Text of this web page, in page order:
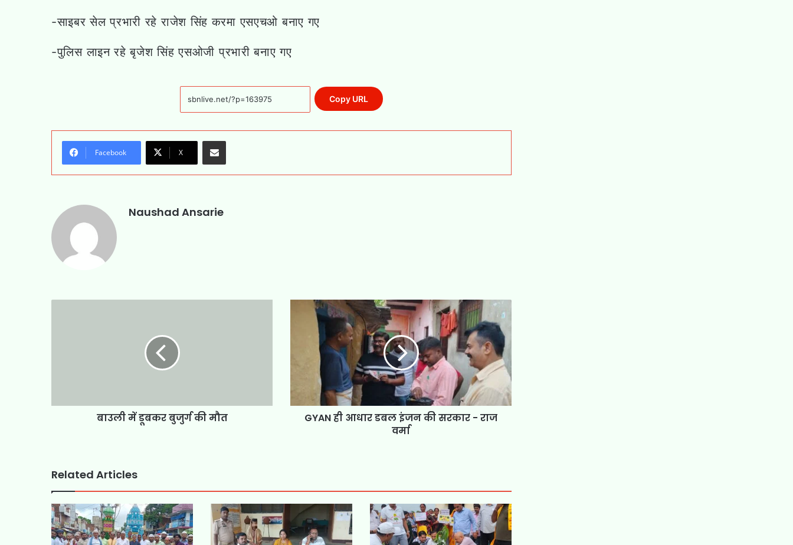
-साइबर सेल प्रभारी रहे राजेश सिंह करमा एसएचओ बनाए गए
-पुलिस लाइन रहे बृजेश सिंह एसओजी प्रभारी बनाए गए
Copy URL
Facebook X
Share via Email
Naushad Ansarie
बाउली में डूबकर बुजुर्ग की मौत
GYAN ही आधार डबल इंजन की सरकार - राज
वर्मा
Related Articles